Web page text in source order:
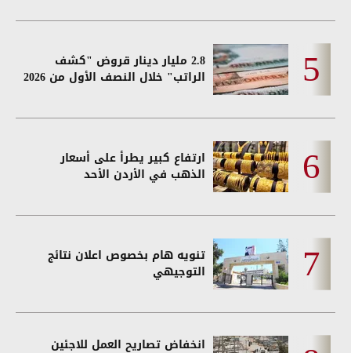
2.8 مليار دينار قروض "كشف
الراتب" خلال النصف الأول من 2026
ارتفاع كبير يطرأ على أسعار
الذهب في الأردن الأحد
تنويه هام بخصوص اعلان نتائج
التوجيهي
انخفاض تصاريح العمل للاجئين